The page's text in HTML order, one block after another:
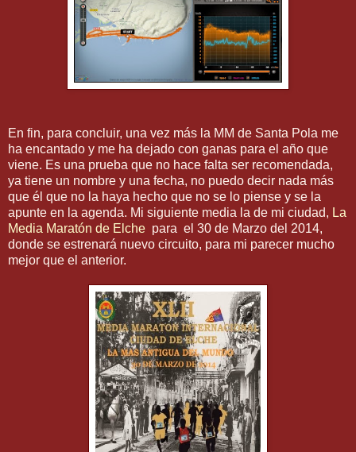
En fin, para concluir, una vez más la MM de Santa Pola me
ha encantado y me ha dejado con ganas para el año que
viene. Es una prueba que no hace falta ser recomendada,
ya tiene un nombre y una fecha, no puedo decir nada más
que él que no la haya hecho que no se lo piense y se la
apunte en la agenda. Mi siguiente media la de mi ciudad, La
Media Maratón de Elche para el 30 de Marzo del 2014,
donde se estrenará nuevo circuito, para mi parecer mucho
mejor que el anterior.